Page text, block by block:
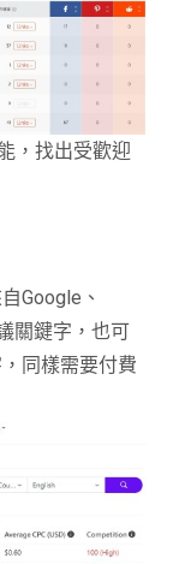
，找出受歡迎
Google、
關鍵字，也可
同樣需要付費